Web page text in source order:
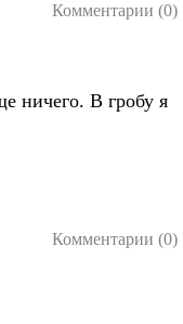
Комментарии (0)
ничего. В гробу я
Комментарии (0)